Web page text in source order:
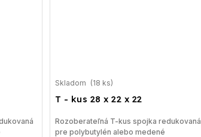
T - kus 28 x 22 x 22
Skladom (18 ks)
Rozoberateľná T-kus spojka redukovaná
pre polybutylén alebo medené